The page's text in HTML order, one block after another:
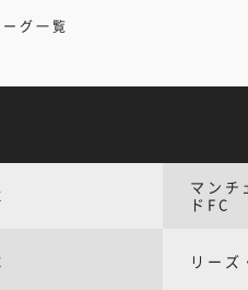
グ一覧
マンチ
ドFC
リーズ